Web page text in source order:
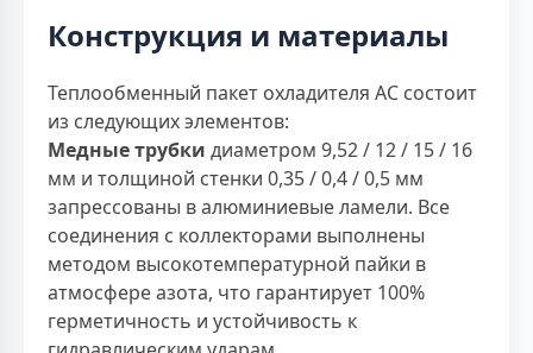
Конструкция и материалы
Теплообменный пакет охладителя AC состоит
из следующих элементов:
Медные трубки диаметром 9,52 / 12 / 15 / 16
мм и толщиной стенки 0,35 / 0,4 / 0,5 мм
запрессованы в алюминиевые ламели. Все
соединения с коллекторами выполнены
методом высокотемпературной пайки в
атмосфере азота, что гарантирует 100%
герметичность и устойчивость к